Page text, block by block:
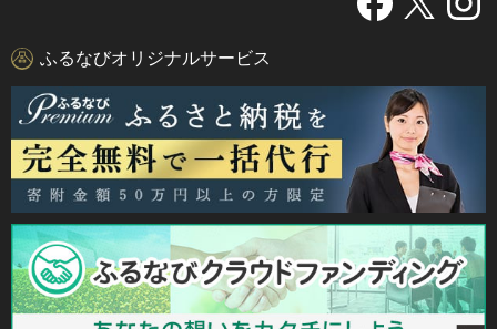
ふるなびオリジナルサービス